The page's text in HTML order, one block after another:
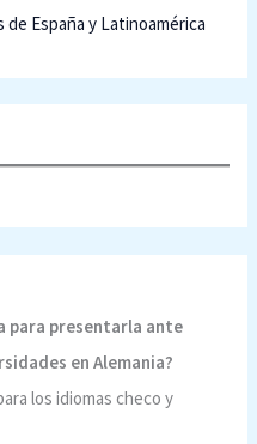
España y Latinoamérica
para presentarla ante
en Alemania?
los idiomas checo y